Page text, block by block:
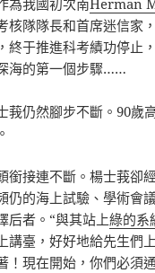
為我國初次南Herman
核隊隊長和首席迷信家
終于推進科考績功停止
海的第一個步驟……
莪仍然腳步不斷。90歲
銜接連不斷。楊士莪卻
的海上試驗、學術會
后者。“與其站上綠的系
講臺，好好地給先生們
！現在開始，你們必須